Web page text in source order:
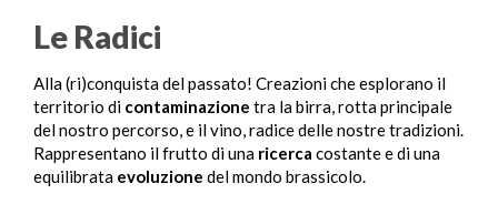
Le Radici
Alla (ri)conquista del passato! Creazioni che esplorano il
territorio di contaminazione tra la birra, rotta principale
del nostro percorso, e il vino, radice delle nostre tradizioni.
Rappresentano il frutto di una ricerca costante e di una
equilibrata evoluzione del mondo brassicolo.